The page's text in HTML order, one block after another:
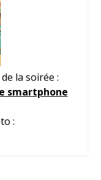
la soirée :
smartphone
: